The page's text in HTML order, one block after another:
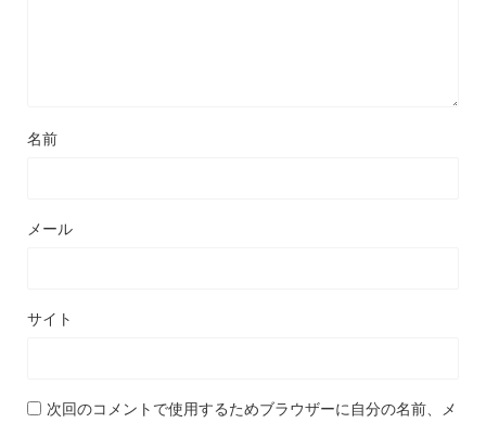
名前
メール
サイト
次回のコメントで使用するためブラウザーに自分の名前、メ